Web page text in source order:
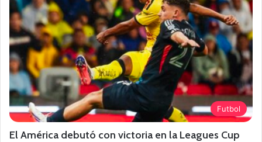
Futbol
El América debutó con victoria en la Leagues Cup